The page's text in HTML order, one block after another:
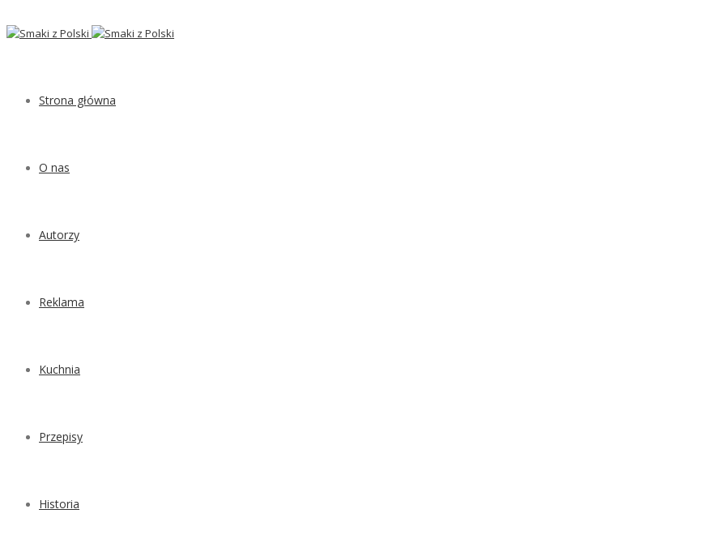
Strona główna
O nas
Autorzy
Reklama
Kuchnia
Przepisy
Historia